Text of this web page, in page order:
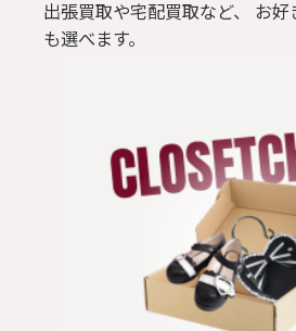
出張買取や宅配買取など、 お
も選べます。